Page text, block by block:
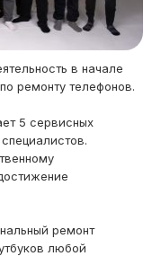
в начале
ремонту телефонов.
5 сервисных
ремонт
любой